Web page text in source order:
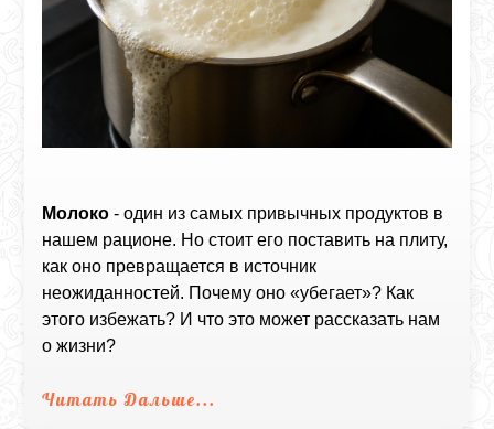
Молоко - один из самых привычных продуктов в
нашем рационе. Но стоит его поставить на плиту,
как оно превращается в источник
неожиданностей. Почему оно «убегает»? Как
этого избежать? И что это может рассказать нам
о жизни?
Читать Дальше...